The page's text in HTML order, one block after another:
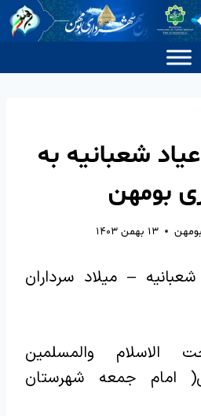
شعبانیه به
بومهن
۱۳ بهمن ۱۴۰۳
– میلاد سرداران
الاسلام والمسلمین
امام جمعه شهرستان